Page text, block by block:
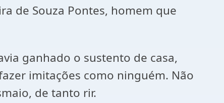
Pontes, homem que
o sustento de casa,
imitações como ninguém. Não
de tanto rir.